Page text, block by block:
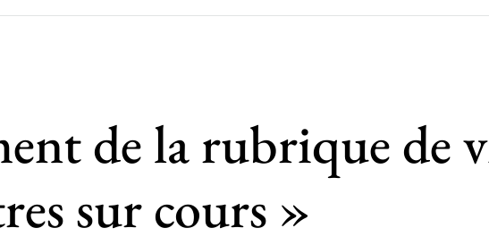
de la rubrique de
sur cours »